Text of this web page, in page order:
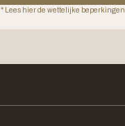
* Lees hier de wettelijke beperkingen